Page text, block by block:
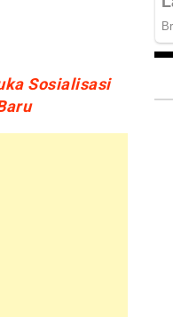
Sosialisasi